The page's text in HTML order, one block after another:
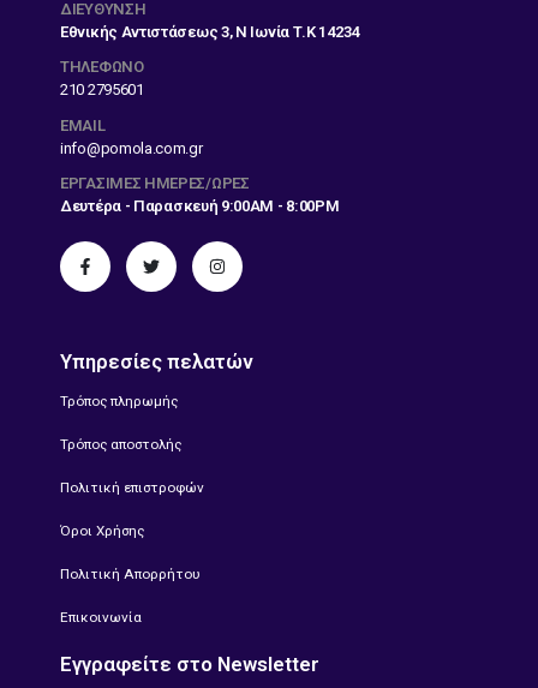
ΔΙΕΎΘΥΝΣΗ
Εθνικής Αντιστάσεως 3, Ν Ιωνία Τ.Κ 14234
ΤΗΛΕΦΩΝΟ
210 2795601
EMAIL
info@pomola.com.gr
ΕΡΓΆΣΙΜΕΣ ΗΜΈΡΕΣ/ΏΡΕΣ
Δευτέρα - Παρασκευή 9:00AM - 8:00PM
Υπηρεσίες πελατών
Τρόπος πληρωμής
Τρόπος αποστολής
Πολιτική επιστροφών
Όροι Χρήσης
Πολιτική Απορρήτου
Επικοινωνία
Εγγραφείτε στο Newsletter